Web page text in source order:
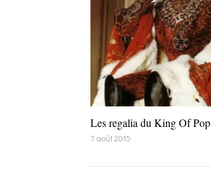
Les regalia du King Of Pop
7 août 2015